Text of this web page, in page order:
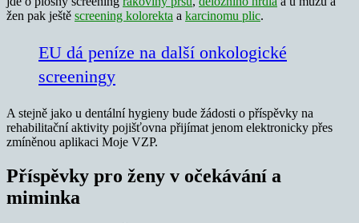
žen pak ještě screening kolorekta a karcinomu plic.
EU dá peníze na další onkologické
screeningy
A stejně jako u dentální hygieny bude žádosti o příspěvky na
rehabilitační aktivity pojišťovna přijímat jenom elektronicky přes
zmíněnou aplikaci Moje VZP.
Příspěvky pro ženy v očekávání a
miminka